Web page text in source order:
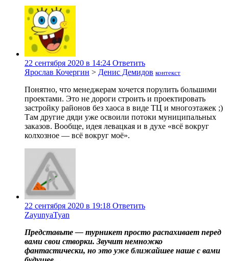
22 сентября 2020 в 14:24 Ответить
Ярослав Кочергин > Денис Демидов контекст
Понятно, что менеджерам хочется порулить большими
проектами. Это не дороги строить и проектировать
застройку районов без хаоса в виде ТЦ и многоэтажек ;)
Там другие дяди уже освоили потоки муниципальных
заказов. Вообще, идея левацкая и в духе «всё вокруг
колхозное — всё вокруг моё».
22 сентября 2020 в 19:18 Ответить
ZayunyaTyan
Представьте — турникет просто распахивает перед
вами свои створки. Звучит немножко
фантастически, но это уже ближайшее наше с вами